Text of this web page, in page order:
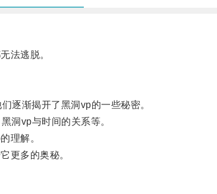
法逃脱。
渐揭开了黑洞vp的一些秘密。
洞vp与时间的关系等。
理解。
更多的奥秘。